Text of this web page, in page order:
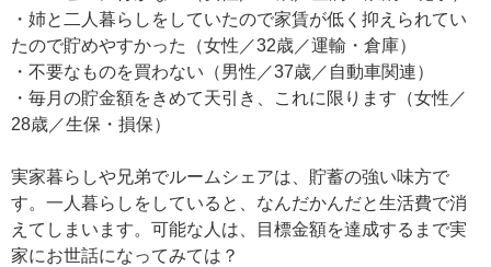
・姉と二人暮らしをしていたので家賃が低く抑えられてい
たので貯めやすかった（女性／32歳／運輸・倉庫）
・不要なものを買わない（男性／37歳／自動車関連）
・毎月の貯金額をきめて天引き、これに限ります（女性／
28歳／生保・損保）
実家暮らしや兄弟でルームシェアは、貯蓄の強い味方で
す。一人暮らしをしていると、なんだかんだと生活費で消
えてしまいます。可能な人は、目標金額を達成するまで実
家にお世話になってみては？